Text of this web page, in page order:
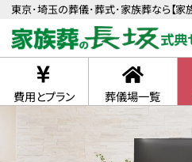
東京･埼玉の葬儀･葬式･家族葬なら【家
費用とプラン 葬儀場一覧